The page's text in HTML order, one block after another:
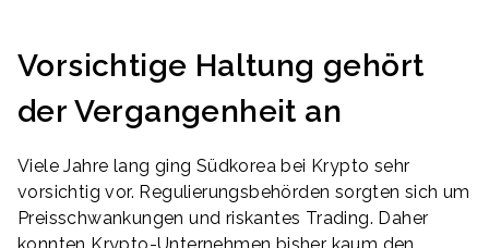
Vorsichtige Haltung gehört
der Vergangenheit an
Viele Jahre lang ging Südkorea bei Krypto sehr
vorsichtig vor. Regulierungsbehörden sorgten sich um
Preisschwankungen und riskantes Trading. Daher